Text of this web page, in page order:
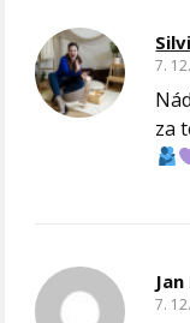
7.
za
7.